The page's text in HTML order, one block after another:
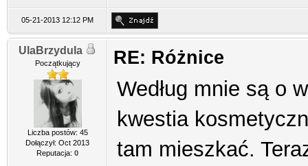
05-21-2013 12:12 PM
UlaBrzydula
Początkujący
Liczba postów: 45
Dołączył: Oct 2013
Reputacja: 0
RE: Różnice
Według mnie są o
kwestia
tam mieszkać.